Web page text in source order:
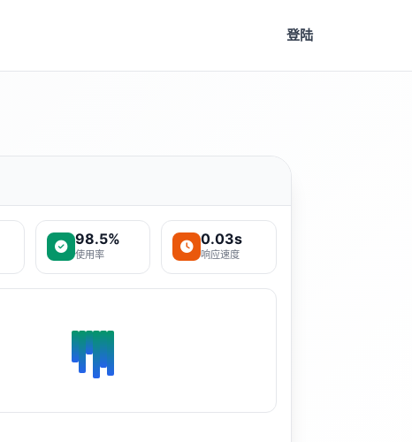
登陆
98.5%
使用率
0.03s
响应速度